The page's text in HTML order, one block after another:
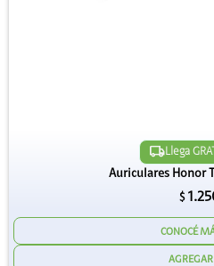
Llega
Auriculares Honor
$
CONOCÉ